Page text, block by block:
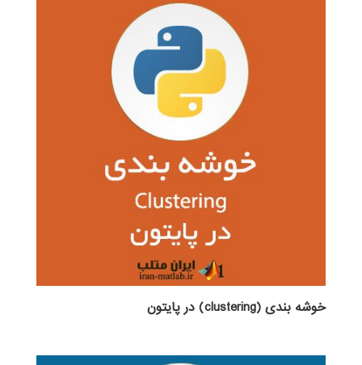
خوشه بندی (clustering) در پایتون